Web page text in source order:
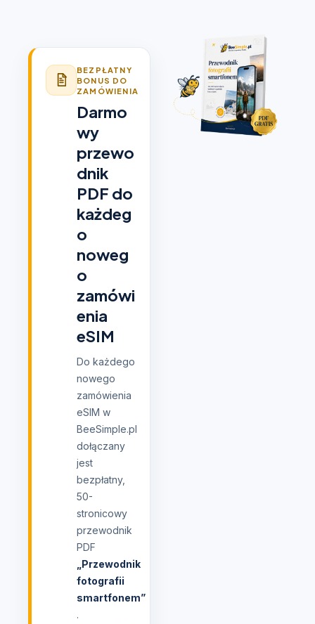
BEZPŁATNY
BONUS DO
ZAMÓWIENIA
Darmo
wy
przewo
dnik
PDF do
każdeg
o
noweg
o
zamówi
enia
eSIM
Do każdego
nowego
zamówienia
eSIM w
BeeSimple.pl
dołączany
jest
bezpłatny,
50-
stronicowy
przewodnik
PDF
„Przewodnik
fotografii
smartfonem”
.